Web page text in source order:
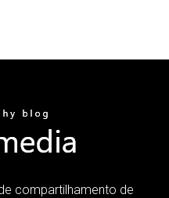
compartilhamento de